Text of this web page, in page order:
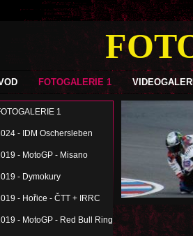
FOTOGALERIE 1
1
- IDM Oschersleben
- MotoGP - Misano
- Dymokury
- Hořice - ČTT + IRRC
- MotoGP - Red Bull Ring